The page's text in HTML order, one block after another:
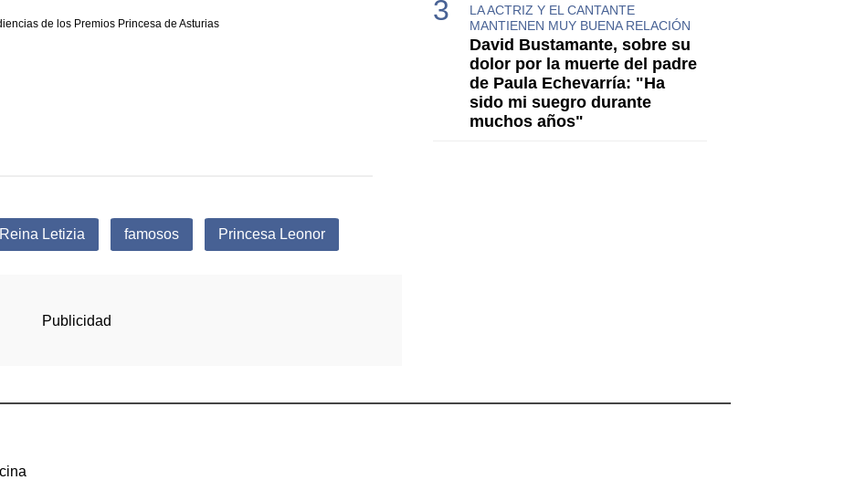
Reina Letizia famosos Princesa Leonor
LA ACTRIZ Y EL CANTANTE
MANTIENEN MUY BUENA RELACIÓN
David Bustamante, sobre su
dolor por la muerte del padre
de Paula Echevarría: "Ha
sido mi suegro durante
muchos años"